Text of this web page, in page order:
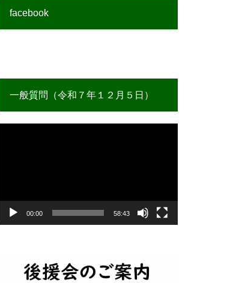
facebook
一般質問（令和７年１２月５日）
00:00 58:43